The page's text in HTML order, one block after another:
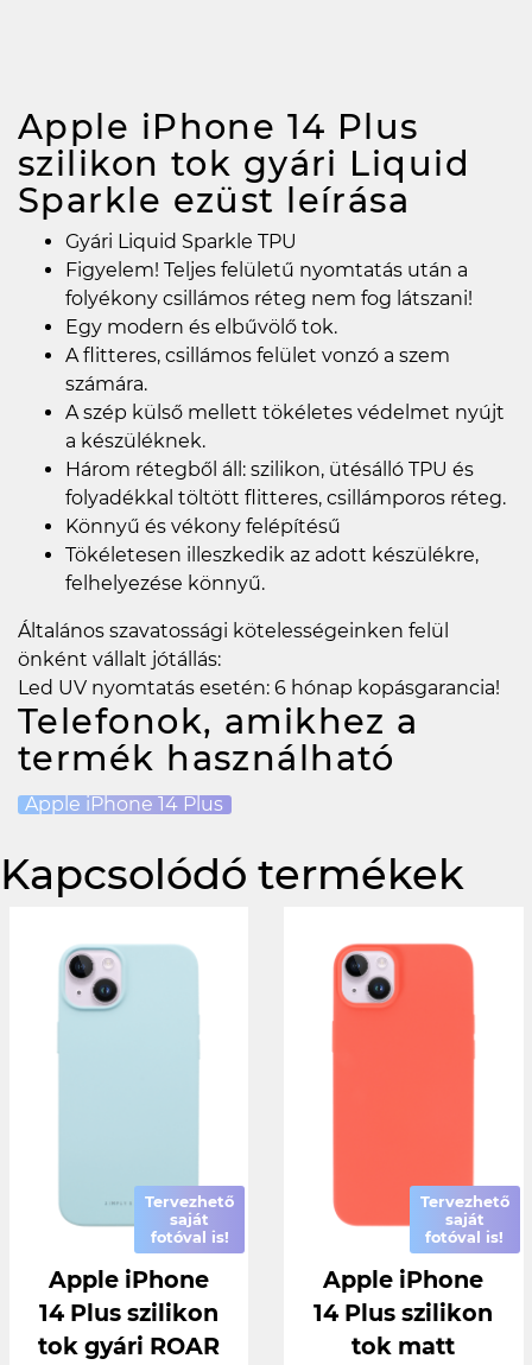
Apple iPhone 14 Plus
szilikon tok gyári Liquid
Sparkle ezüst leírása
Gyári Liquid Sparkle TPU
Figyelem! Teljes felületű nyomtatás után a
folyékony csillámos réteg nem fog látszani!
Egy modern és elbűvölő tok.
A flitteres, csillámos felület vonzó a szem
számára.
A szép külső mellett tökéletes védelmet nyújt
a készüléknek.
Három rétegből áll: szilikon, ütésálló TPU és
folyadékkal töltött flitteres, csillámporos réteg.
Könnyű és vékony felépítésű
Tökéletesen illeszkedik az adott készülékre,
felhelyezése könnyű.
Általános szavatossági kötelességeinken felül
önként vállalt jótállás:
Led UV nyomtatás esetén: 6 hónap kopásgarancia!
Telefonok, amikhez a
termék használható
Apple iPhone 14 Plus
Kapcsolódó termékek
Tervezhető
saját
fotóval is!
Apple iPhone
14 Plus szilikon
tok gyári ROAR
Tervezhető
saját
fotóval is!
Apple iPhone
14 Plus szilikon
tok matt